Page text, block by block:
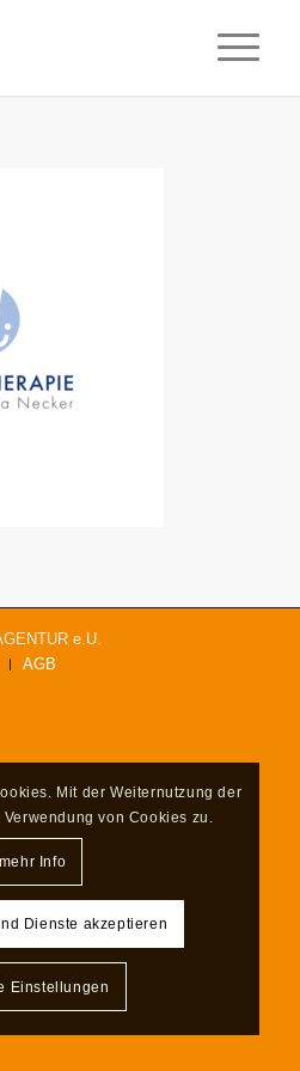
e.U.
AGB
Mit der Weiternutzung der
von Cookies zu.
mehr Info
Dienste akzeptieren
Einstellungen